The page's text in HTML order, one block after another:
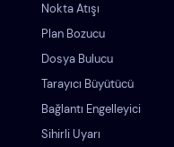
Nokta Atışı
Plan Bozucu
Dosya Bulucu
Tarayıcı Büyütücü
Bağlantı Engelleyici
Sihirli Uyarı